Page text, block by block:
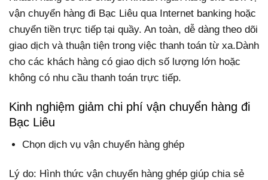
vận chuyển hàng đi Bạc Liêu qua Internet banking hoặc
chuyển tiền trực tiếp tại quầy. An toàn, dễ dàng theo dõi
giao dịch và thuận tiện trong việc thanh toán từ xa.Dành
cho các khách hàng có giao dịch số lượng lớn hoặc
không có nhu cầu thanh toán trực tiếp.
Kinh nghiệm giảm chi phí vận chuyển hàng đi
Bạc Liêu
Chọn dịch vụ vận chuyển hàng ghép
Lý do: Hình thức vận chuyển hàng ghép giúp chia sẻ